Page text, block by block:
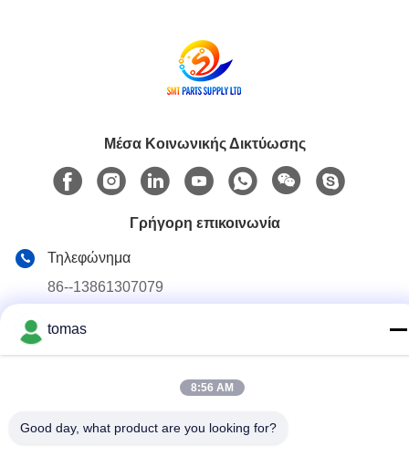
Μέσα Κοινωνικής Δικτύωσης
Γρήγορη επικοινωνία
Τηλεφώνημα
86--13861307079
E-mail
Industrial Park Suzhou, Jiangsu, 215127, Κίνα
tomas
8:56 AM
Good day, what product are you looking for?